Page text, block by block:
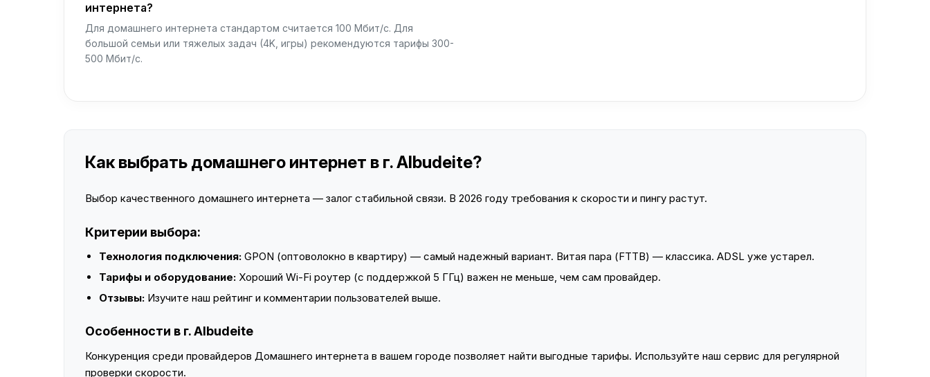
интернета?
Для домашнего интернета стандартом считается 100 Мбит/с. Для
большой семьи или тяжелых задач (4K, игры) рекомендуются тарифы 300-
500 Мбит/с.
Как выбрать домашнего интернет в г. Albudeite?
Выбор качественного домашнего интернета — залог стабильной связи. В 2026 году требования к скорости и пингу растут.
Критерии выбора:
Технология подключения: GPON (оптоволокно в квартиру) — самый надежный вариант. Витая пара (FTTB) — классика. ADSL уже устарел.
Тарифы и оборудование: Хороший Wi-Fi роутер (с поддержкой 5 ГГц) важен не меньше, чем сам провайдер.
Отзывы: Изучите наш рейтинг и комментарии пользователей выше.
Особенности в г. Albudeite
Конкуренция среди провайдеров Домашнего интернета в вашем городе позволяет найти выгодные тарифы. Используйте наш сервис для регулярной
проверки скорости.